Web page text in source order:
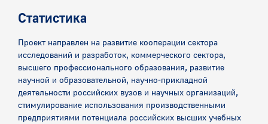
Статистика
Проект направлен на развитие кооперации сектора
исследований и разработок, коммерческого сектора,
высшего профессионального образования, развитие
научной и образовательной, научно-прикладной
деятельности российских вузов и научных организаций,
стимулирование использования производственными
предприятиями потенциала российских высших учебных